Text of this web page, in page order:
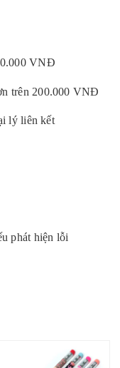
VNĐ
trên 200.000 VNĐ
lý liên kết
phát hiện lỗi